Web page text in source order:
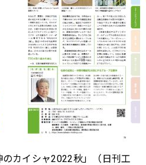
カイシャ2022秋」（日刊工